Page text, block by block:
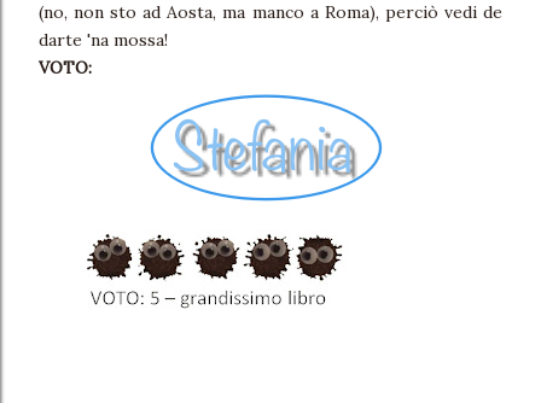
(no, non sto ad Aosta, ma manco a Roma), perciò vedi de
darte 'na mossa!
VOTO: